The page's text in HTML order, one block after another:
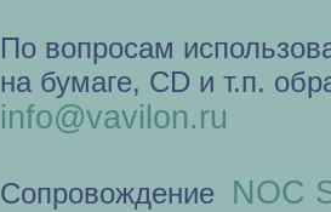
По вопросам
на бумаге, CD и т.п.
info@vavilon.ru
Сопровождение NOC